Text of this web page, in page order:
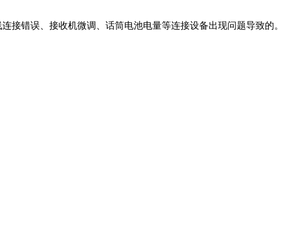
接错误、接收机微调、话筒电池电量等连接设备出现问题导致的。